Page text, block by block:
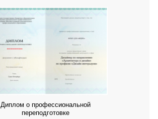
Диплом о профессиональной
переподготовке